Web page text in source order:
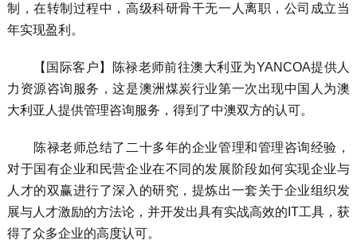
制，在转制过程中，高级科研骨干无一人离职，公司成立当
年实现盈利。
【国际客户】陈禄老师前往澳大利亚为YANCOA提供人
力资源咨询服务，这是澳洲煤炭行业第一次出现中国人为澳
大利亚人提供管理咨询服务，得到了中澳双方的认可。
陈禄老师总结了二十多年的企业管理和管理咨询经验，
对于国有企业和民营企业在不同的发展阶段如何实现企业与
人才的双赢进行了深入的研究，提炼出一套关于企业组织发
展与人才激励的方法论，并开发出具有实战高效的IT工具，获
得了众多企业的高度认可。